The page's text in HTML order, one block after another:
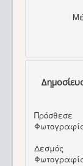
Πρόσθεσε
Δεσμός